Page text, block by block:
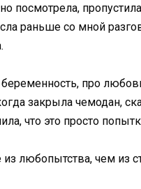
раньше со мной
про
закрыла чемодан,
что это просто
любопытства, чем из